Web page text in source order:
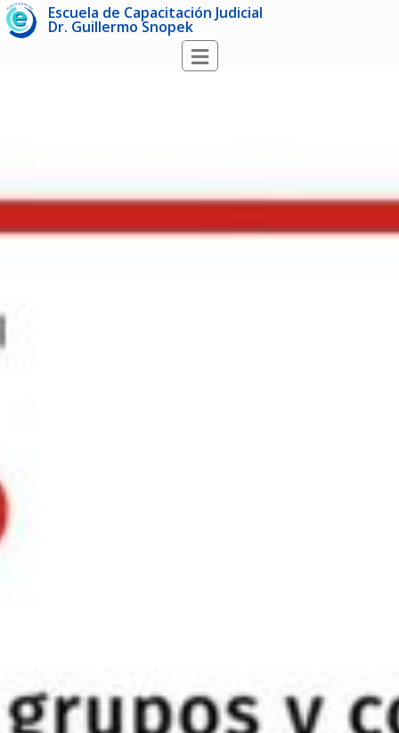
Escuela de Capacitación Judicial
Dr. Guillermo Snopek